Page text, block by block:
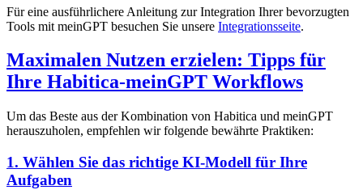
Für eine ausführlichere Anleitung zur Integration Ihrer bevorzugten
Tools mit meinGPT besuchen Sie unsere Integrationsseite.
Maximalen Nutzen erzielen: Tipps für
Ihre Habitica-meinGPT Workflows
Um das Beste aus der Kombination von Habitica und meinGPT
herauszuholen, empfehlen wir folgende bewährte Praktiken:
1. Wählen Sie das richtige KI-Modell für Ihre
Aufgaben